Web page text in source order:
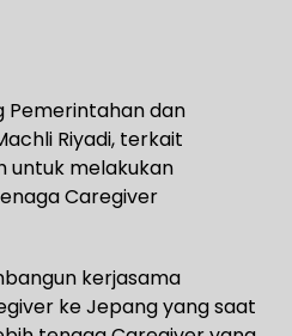
Pemerintahan dan
Riyadi, terkait
untuk melakukan
Caregiver
kerjasama
ke Jepang yang saat